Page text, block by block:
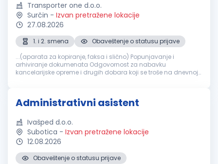
Transporter one d.o.o.
Surčin - Izvan pretražene lokacije
27.08.2026
1. i 2. smena
Obaveštenje o statusu prijave
...(aparata za kopiranje, faksa i slično) Popunjavanje i
arhiviranje dokumenata Odgovornost za nabavku
kancelarijske opreme i drugih dobara koji se troše na dnevnoj
Administrativni asistent
Ivašped d.o.o.
Subotica - Izvan pretražene lokacije
12.08.2026
Obaveštenje o statusu prijave